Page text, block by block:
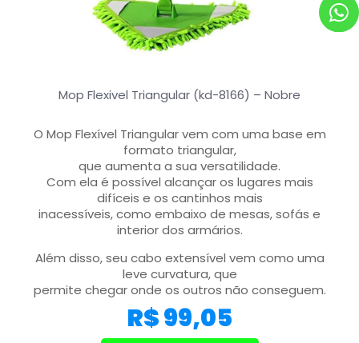
Mop Flexivel Triangular (kd-8166) – Nobre
O Mop Flexível Triangular vem com uma base em
formato triangular,
que aumenta a sua versatilidade.
Com ela é possível alcançar os lugares mais
difíceis e os cantinhos mais
inacessíveis, como embaixo de mesas, sofás e
interior dos armários.
Além disso, seu cabo extensível vem como uma
leve curvatura, que
permite chegar onde os outros não conseguem.
R$99,05